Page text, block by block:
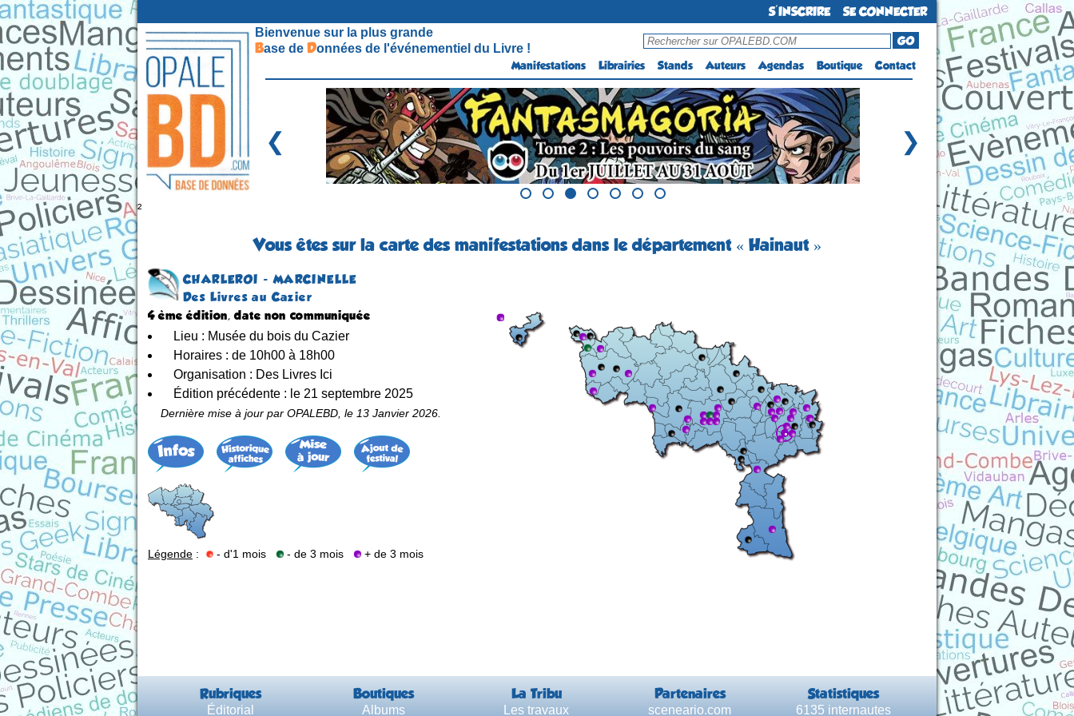
S'INSCRIRE
SE CONNECTER
Bienvenue sur la plus grande
Base de Données de l'événementiel du Livre !
GO
Manifestations
Librairies Stands Auteurs Agendas Boutique Contact
❮ ❯
²
Vous êtes sur la carte des manifestations dans le département « Hainaut »
CHARLEROI - MARCINELLE
Des Livres au Cazier
4 ème édition, date non communiquée
Lieu : Musée du bois du Cazier
Horaires : de 10h00 à 18h00
Organisation : Des Livres Ici
Édition précédente : le 21 septembre 2025
Dernière mise à jour par OPALEBD, le 13 Janvier 2026.
Légende : - d'1 mois - de 3 mois + de 3 mois
Rubriques Boutiques La Tribu Partenaires Statistiques
Éditorial Albums Les travaux sceneario.com 6135 internautes